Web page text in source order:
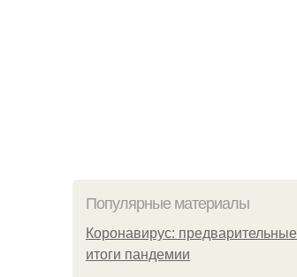
Популярные материалы
Коронавирус: предварительные
итоги пандемии